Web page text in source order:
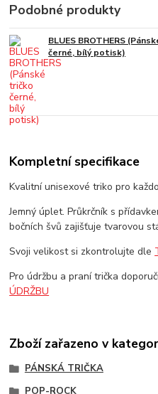
Podobné produkty
BLUES BROTHERS
černé, bílý potisk)
Kompletní specifikace
Kvalitní unisexové triko pro
Jemný úplet. Průkrčník s
bočních švů zajišťuje tvarovou
Svoji velikost si zkontrolujte dle
Pro údržbu a praní trička
ÚDRŽBU
Zboží zařazeno v
PÁNSKÁ TRIČKA
POP-ROCK